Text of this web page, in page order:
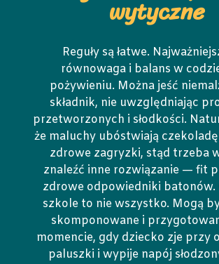
wytyczne
Reguły są łatwe.
równowaga i balans w
pożywieniu. Można jeść
składnik, nie uwzględniając
przetworzonych i słodkości.
że maluchy ubóstwiają czekoladę
zdrowe zagryzki, stąd trzeba
znaleźć inne rozwiązanie — fit
zdrowe odpowiedniki batonów.
szkole to nie wszystko. Mogą
skomponowane i
momencie, gdy dziecko zje przy
paluszki i wypije napój